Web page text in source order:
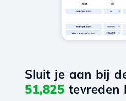
Sluit je aan bij
51,825 tevreden